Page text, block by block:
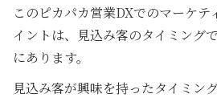
このピカパカ営業DXでのマーケテ
イントは、見込み客のタイミング
にあります。
見込み客が興味を持ったタイミン